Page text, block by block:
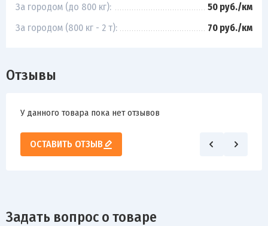
За городом (до 800 кг):
50 руб./км
За городом (800 кг - 2 т):
70 руб./км
Отзывы
У данного товара пока нет отзывов
ОСТАВИТЬ ОТЗЫВ
Задать вопрос о товаре